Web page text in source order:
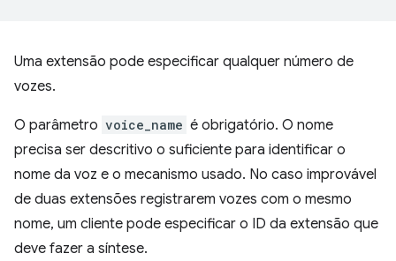
Uma extensão pode especificar qualquer número de
vozes.
O parâmetro voice_name é obrigatório. O nome
precisa ser descritivo o suficiente para identificar o
nome da voz e o mecanismo usado. No caso improvável
de duas extensões registrarem vozes com o mesmo
nome, um cliente pode especificar o ID da extensão que
deve fazer a síntese.